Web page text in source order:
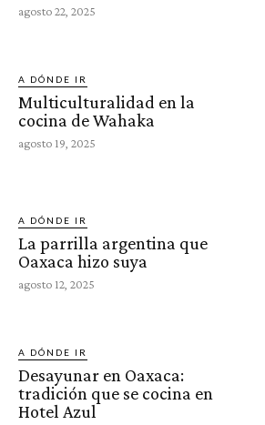
agosto 22, 2025
A DÓNDE IR
Multiculturalidad en la
cocina de Wahaka
agosto 19, 2025
A DÓNDE IR
La parrilla argentina que
Oaxaca hizo suya
agosto 12, 2025
A DÓNDE IR
Desayunar en Oaxaca:
tradición que se cocina en
Hotel Azul